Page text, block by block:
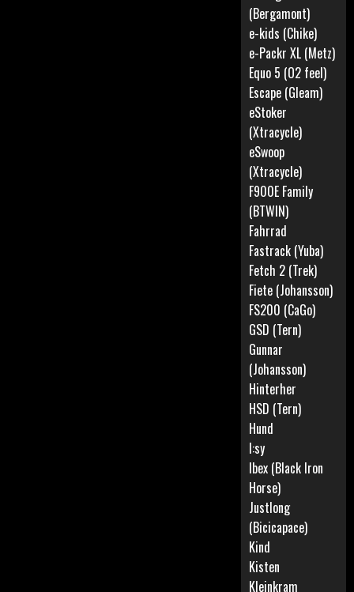
(Bergamont)
e-kids (Chike)
e-Packr XL (Metz)
Equo 5 (O2 feel)
Escape (Gleam)
eStoker
(Xtracycle)
eSwoop
(Xtracycle)
F900E Family
(BTWIN)
Fahrrad
Fastrack (Yuba)
Fetch 2 (Trek)
Fiete (Johansson)
FS200 (CaGo)
GSD (Tern)
Gunnar
(Johansson)
Hinterher
HSD (Tern)
Hund
I:sy
Ibex (Black Iron
Horse)
Justlong
(Bicicapace)
Kind
Kisten
Kleinkram